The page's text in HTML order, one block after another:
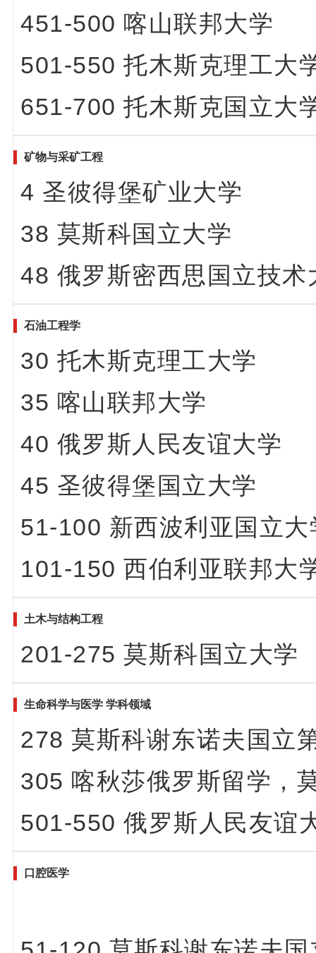
451-500 喀山联邦大学
501-550 托木斯克理工大
651-700 托木斯克国立大
矿物与采矿工程
4 圣彼得堡矿业大学
38 莫斯科国立大学
48 俄罗斯密西思国立技术
石油工程学
30 托木斯克理工大学
35 喀山联邦大学
40 俄罗斯人民友谊大学
45 圣彼得堡国立大学
51-100 新西波利亚国立
101-150 西伯利亚联邦大
土木与结构工程
201-275 莫斯科国立大学
生命科学与医学 学科领域
278 莫斯科谢东诺夫国立
305 喀秋莎俄罗斯留学，
501-550 俄罗斯人民友谊
口腔医学